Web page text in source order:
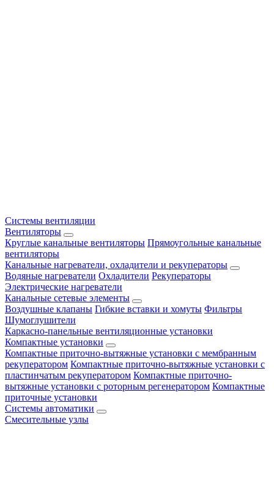
Системы вентиляции
Вентиляторы
Круглые канальные вентиляторы Прямоугольные канальные
вентиляторы
Канальные нагреватели, охладители и рекуператоры
Водяные нагреватели Охладители Рекуператоры
Электрические нагреватели
Канальные сетевые элементы
Воздушные клапаны Гибкие вставки и хомуты Фильтры
Шумоглушители
Каркасно-панельные вентиляционные установки
Компактные установки
Компактные приточно-вытяжные установки с мембранным
рекуператором Компактные приточно-вытяжные установки с
пластинчатым рекуператором Компактные приточно-
вытяжные установки с роторным регенератором Компактные
приточные установки
Системы автоматики
Смесительные узлы